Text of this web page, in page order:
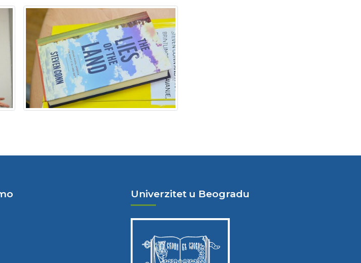
Univerzitet u Beogradu